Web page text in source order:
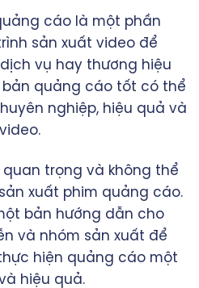
cáo là một phần
sản xuất video để
vụ hay thương hiệu
bản quảng cáo tốt có thể
nghiệp, hiệu quả và
trọng và không thể
xuất phim quảng cáo.
bản hướng dẫn cho
và nhóm sản xuất để
hiện quảng cáo một
hiệu quả.